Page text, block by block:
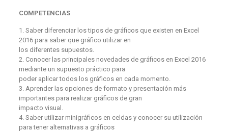
COMPETENCIAS
1. Saber diferenciar los tipos de gráficos que existen en Excel
2016 para saber que gráfico utilizar en
los diferentes supuestos.
2. Conocer las principales novedades de gráficos en Excel 2016
mediante un supuesto práctico para
poder aplicar todos los gráficos en cada momento.
3. Aprender las opciones de formato y presentación más
importantes para realizar gráficos de gran
impacto visual.
4. Saber utilizar minigráficos en celdas y conocer su utilización
para tener alternativas a gráficos